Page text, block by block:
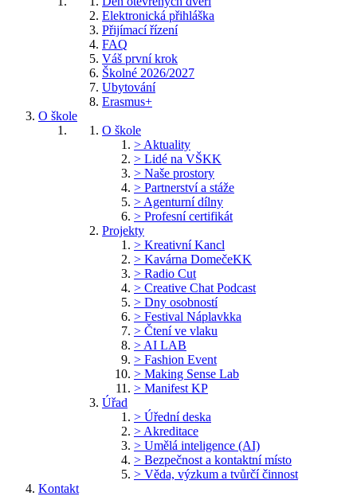
Elektronická přihláška
Přijímací řízení
FAQ
Váš první krok
Školné 2026/2027
Ubytování
Erasmus+
O škole
O škole
> Aktuality
> Lidé na VŠKK
> Naše prostory
> Partnerství a stáže
> Agenturní dílny
> Profesní certifikát
Projekty
> Kreativní Kancl
> Kavárna DomečeKK
> Radio Cut
> Creative Chat Podcast
> Dny osobností
> Festival Náplavkka
> Čtení ve vlaku
> AI LAB
> Fashion Event
> Making Sense Lab
> Manifest KP
Úřad
> Úřední deska
> Akreditace
> Umělá inteligence (AI)
> Bezpečnost a kontaktní místo
> Věda, výzkum a tvůrčí činnost
Kontakt